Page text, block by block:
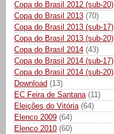
Copa do Brasil 2012 (sub-20)
Copa do Brasil 2013 (70)
Copa do Brasil 2013 (sub-17)
Copa do Brasil 2013 (sub-20)
Copa do Brasil 2014 (43)
Copa do Brasil 2014 (sub-17)
Copa do Brasil 2014 (sub-20)
Download (13)
EC Feira de Santana (11)
Eleições do Vitória (64)
Elenco 2009 (64)
Elenco 2010 (60)